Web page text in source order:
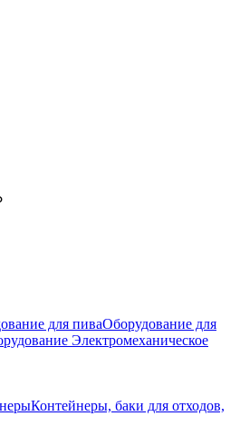
для пиваОборудование для
Электромеханическое
Контейнеры, баки для отходов,